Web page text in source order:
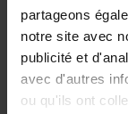
partageons
notre site avec
publicité et
avec d'autres
ou qu'ils ont